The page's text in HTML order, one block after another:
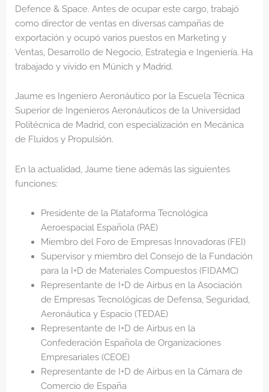
Defence & Space. Antes de ocupar este cargo, trabajó
como director de ventas en diversas campañas de
exportación y ocupó varios puestos en Marketing y
Ventas, Desarrollo de Negocio, Estrategia e Ingeniería. Ha
trabajado y vivido en Múnich y Madrid.
Jaume es Ingeniero Aeronáutico por la Escuela Técnica
Superior de Ingenieros Aeronáuticos de la Universidad
Politécnica de Madrid, con especialización en Mecánica
de Fluidos y Propulsión.
En la actualidad, Jaume tiene además las siguientes
funciones:
Presidente de la Plataforma Tecnológica
Aeroespacial Española (PAE)
Miembro del Foro de Empresas Innovadoras (FEI)
Supervisor y miembro del Consejo de la Fundación
para la I+D de Materiales Compuestos (FIDAMC)
Representante de I+D de Airbus en la Asociación
de Empresas Tecnológicas de Defensa, Seguridad,
Aeronáutica y Espacio (TEDAE)
Representante de I+D de Airbus en la
Confederación Española de Organizaciones
Empresariales (CEOE)
Representante de I+D de Airbus en la Cámara de
Comercio de España